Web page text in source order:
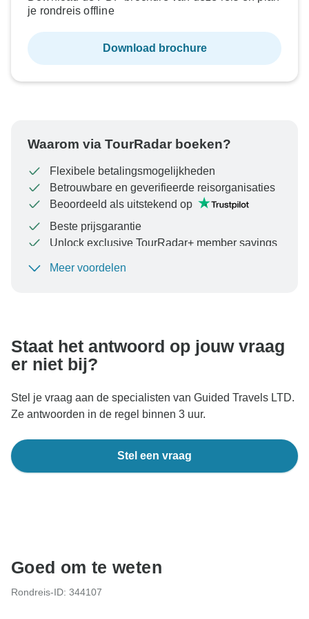
je rondreis offline
Download brochure
Waarom via TourRadar boeken?
Flexibele betalingsmogelijkheden
Betrouwbare en geverifieerde reisorganisaties
Beoordeeld als uitstekend op
Beste prijsgarantie
Unlock exclusive TourRadar+ member savings
Om uw betaling te beschermen en ervoor te zorgen
Meer voordelen
Staat het antwoord op jouw vraag
er niet bij?
Stel je vraag aan de specialisten van Guided Travels LTD.
Ze antwoorden in de regel binnen 3 uur.
Stel een vraag
Goed om te weten
Rondreis-ID: 344107